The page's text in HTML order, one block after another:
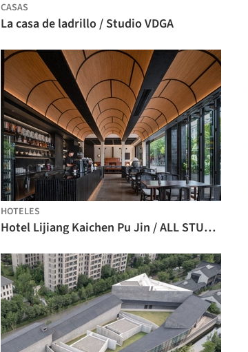
CASAS
La casa de ladrillo / Studio VDGA
HOTELES
Hotel Lijiang Kaichen Pu Jin / ALL STUDIO